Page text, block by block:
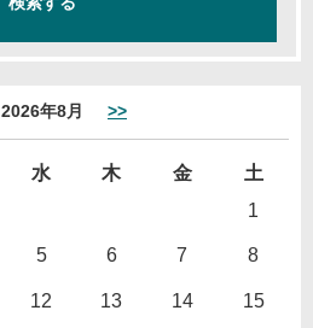
2026年8月 >>
水 木 金
土
1
5 6 7 8
12 13 14 15